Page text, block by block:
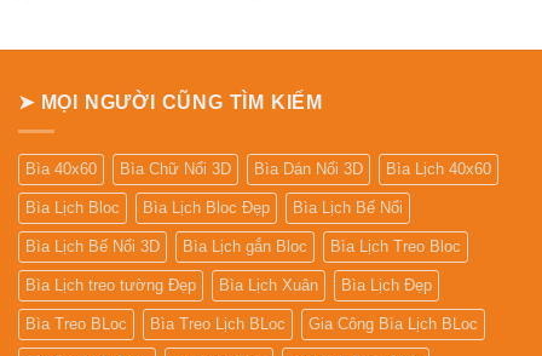
➤ MỌI NGƯỜI CŨNG TÌM KIẾM
Bìa 40x60 Bìa Chữ Nổi 3D Bìa Dán Nổi 3D Bìa Lịch 40x60
Bìa Lịch Bloc Bìa Lịch Bloc Đẹp Bìa Lịch Bế Nổi
Bìa Lịch Bế Nổi 3D Bìa Lịch gắn Bloc Bìa Lịch Treo Bloc
Bìa Lịch treo tường Đẹp Bìa Lịch Xuân Bìa Lịch Đẹp
Bìa Treo BLoc Bìa Treo Lịch BLoc Gia Công Bìa Lịch BLoc